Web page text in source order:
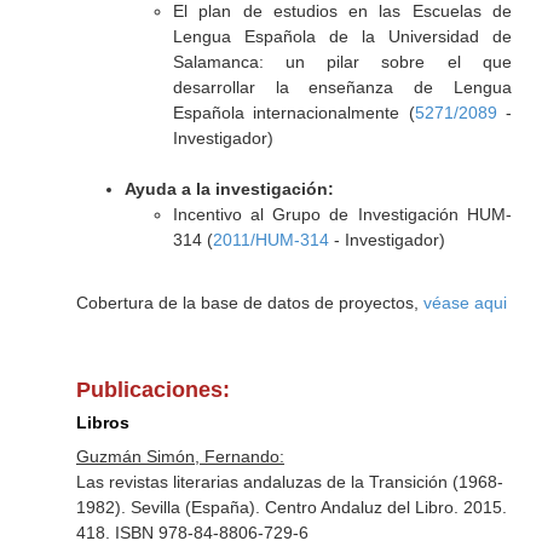
El plan de estudios en las Escuelas de
Lengua Española de la Universidad de
Salamanca: un pilar sobre el que
desarrollar la enseñanza de Lengua
Española internacionalmente (5271/2089 -
Investigador)
Ayuda a la investigación:
Incentivo al Grupo de Investigación HUM-
314 (2011/HUM-314- Investigador)
Cobertura de la base de datos de proyectos, véase aqui
Publicaciones:
Libros
Guzmán Simón, Fernando:
Las revistas literarias andaluzas de la Transición (1968-
1982). Sevilla (España). Centro Andaluz del Libro. 2015.
418. ISBN 978-84-8806-729-6